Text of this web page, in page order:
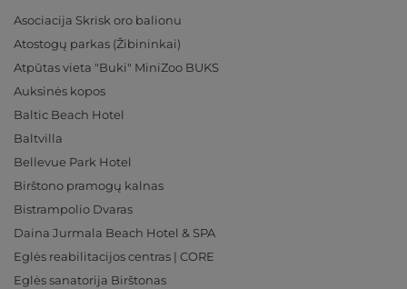
Asociacija Skrisk oro balionu
Atostogų parkas (Žibininkai)
Atpūtas vieta "Buki" MiniZoo BUKS
Auksinės kopos
Baltic Beach Hotel
Baltvilla
Bellevue Park Hotel
Birštono pramogų kalnas
Bistrampolio Dvaras
Daina Jurmala Beach Hotel & SPA
Eglės reabilitacijos centras | CORE
Eglės sanatorija Birštonas